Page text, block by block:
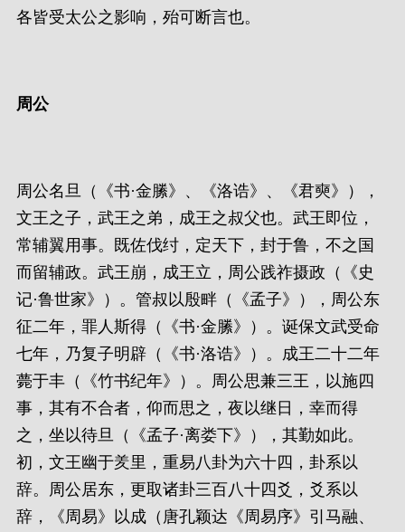
各皆受太公之影响，殆可断言也。
周公
周公名旦（《书·金縢》、《洛诰》、《君奭》），
文王之子，武王之弟，成王之叔父也。武王即位，
常辅翼用事。既佐伐纣，定天下，封于鲁，不之国
而留辅政。武王崩，成王立，周公践祚摄政（《史
记·鲁世家》）。管叔以殷畔（《孟子》），周公东
征二年，罪人斯得（《书·金縢》）。诞保文武受命
七年，乃复子明辟（《书·洛诰》）。成王二十二年
薨于丰（《竹书纪年》）。周公思兼三王，以施四
事，其有不合者，仰而思之，夜以继日，幸而得
之，坐以待旦（《孟子·离娄下》），其勤如此。
初，文王幽于羑里，重易八卦为六十四，卦系以
辞。周公居东，更取诸卦三百八十四爻，爻系以
辞，《周易》以成（唐孔颖达《周易序》引马融、